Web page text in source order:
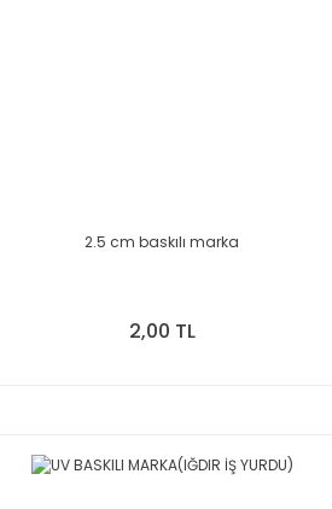
2.5 cm baskılı marka
2,00 TL